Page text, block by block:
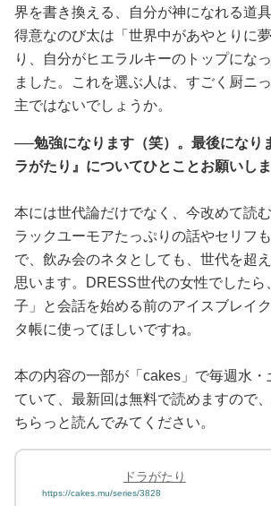
界を書き換える、自分が神になれる道
得意なのび太は「世界中があやとりに
り、自分がヒエラルキーのトップにな
ました。これを選ぶ人は、すごく厨ニ
主ではないでしょうか。
──勉強になります（笑）。最後になり
ラがたり』についてひとことお願いしま
本には世代論だけでなく、今改めて読
ラックユーモアたっぷりの話やセリフ
で、飲み会のネタとしても、世代を超
思います。DRESS世代の女性でしたら
子」と会話を始める前のアイスブレイ
タ帳に使ってほしいですね。
本の内容の一部が「cakes」で毎週水
ていて、最新回は無料で読めますので
ちらっと読んでみてください。
ドラがたり
https://cakes.mu/series/3828